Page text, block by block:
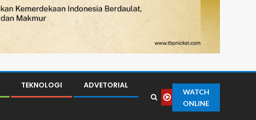
TEKNOLOGI ADVETORIAL
WATCH
ONLINE